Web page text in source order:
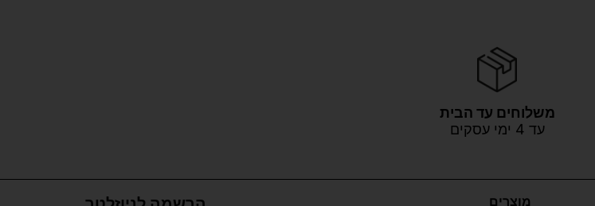
משלוחים עד הבית
עד 4 ימי עסקים
מוצרים